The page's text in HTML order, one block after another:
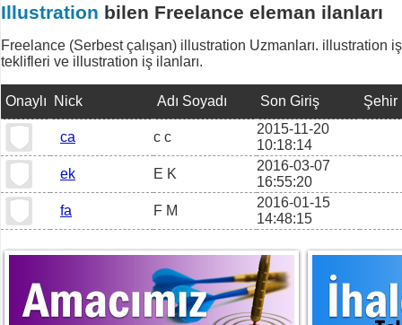
Illustration bilen Freelance eleman ilanları
Freelance (Serbest çalışan) illustration Uzmanları. illustration iş
teklifleri ve illustration iş ilanları.
Onaylı Nick Adı Soyadı Son Giriş Şehir
ca c c
2015-11-20
10:18:14
ek
E K
2016-03-07
16:55:20
fa
F M
2016-01-15
14:48:15